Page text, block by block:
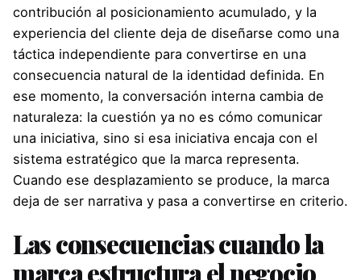
contribución al posicionamiento acumulado, y la
experiencia del cliente deja de diseñarse como una
táctica independiente para convertirse en una
consecuencia natural de la identidad definida. En
ese momento, la conversación interna cambia de
naturaleza: la cuestión ya no es cómo comunicar
una iniciativa, sino si esa iniciativa encaja con el
sistema estratégico que la marca representa.
Cuando ese desplazamiento se produce, la marca
deja de ser narrativa y pasa a convertirse en criterio.
Las consecuencias cuando la
marca estructura el negocio